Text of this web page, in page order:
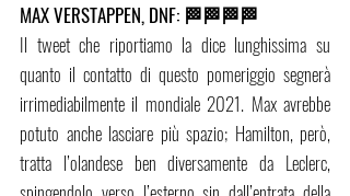
MAX VERSTAPPEN, DNF: 🏁🏁🏁🏁
Il tweet che riportiamo la dice lunghissima su
quanto il contatto di questo pomeriggio segnerà
irrimediabilmente il mondiale 2021. Max avrebbe
potuto anche lasciare più spazio; Hamilton, però,
tratta l’olandese ben diversamente da Leclerc,